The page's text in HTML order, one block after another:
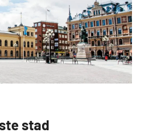
stad